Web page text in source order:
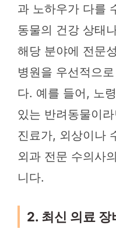
과 노하우가 다를
동물의 건강 상태
해당 분야에 전문
병원을 우선적으
다. 예를 들어, 노
있는 반려동물이
진료가, 외상이나
외과 전문 수의사
니다.
2. 최신 의료 장